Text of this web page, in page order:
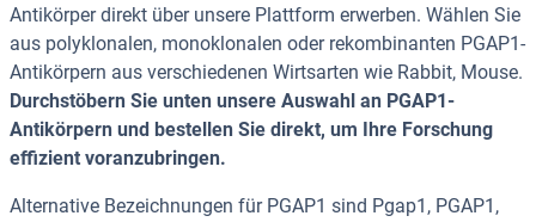
Antikörper direkt über unsere Plattform erwerben. Wählen Sie
aus polyklonalen, monoklonalen oder rekombinanten PGAP1-
Antikörpern aus verschiedenen Wirtsarten wie Rabbit, Mouse.
Durchstöbern Sie unten unsere Auswahl an PGAP1-
Antikörpern und bestellen Sie direkt, um Ihre Forschung
effizient voranzubringen.
Alternative Bezeichnungen für PGAP1 sind Pgap1, PGAP1,